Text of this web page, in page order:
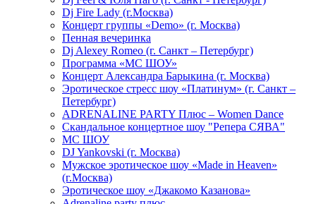
Dj Fire Lady (г.Москва)
Концерт группы «Demo» (г. Москва)
Пенная вечеринка
Dj Alexey Romeo (г. Санкт – Петербург)
Программа «МС ШОУ»
Концерт Александра Барыкина (г. Москва)
Эротическое стресс шоу «Платинум» (г. Санкт –
Петербург)
ADRENALINE PARTY Плюс – Women Dance
Скандальное концертное шоу "Репера СЯВА"
МС ШОУ
DJ Yankovski (г. Москва)
Мужское эротическое шоу «Made in Heaven»
(г.Москва)
Эротическое шоу «Джакомо Казанова»